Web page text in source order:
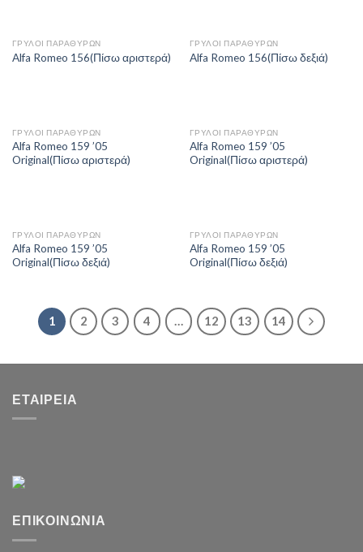
ΓΡΥΛΟΙ ΠΑΡΑΘΥΡΩΝ
Alfa Romeo 156(Πίσω αριστερά)
ΓΡΥΛΟΙ ΠΑΡΑΘΥΡΩΝ
Alfa Romeo 156(Πίσω δεξιά)
ΓΡΥΛΟΙ ΠΑΡΑΘΥΡΩΝ
Alfa Romeo 159 ’05
Original(Πίσω αριστερά)
ΓΡΥΛΟΙ ΠΑΡΑΘΥΡΩΝ
Alfa Romeo 159 ’05
Original(Πίσω αριστερά)
ΓΡΥΛΟΙ ΠΑΡΑΘΥΡΩΝ
Alfa Romeo 159 ’05
Original(Πίσω δεξιά)
ΓΡΥΛΟΙ ΠΑΡΑΘΥΡΩΝ
Alfa Romeo 159 ’05
Original(Πίσω δεξιά)
1 2 3 4 … 12 13 14
ΕΤΑΙΡΕΊΑ
ΕΠΙΚΟΙΝΩΝΊΑ